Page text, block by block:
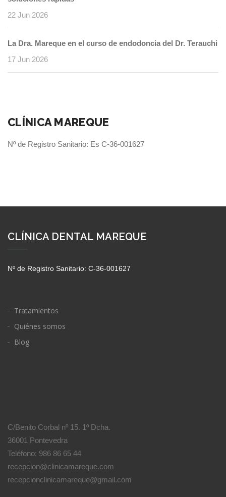
22 Jun 2026
La Dra. Mareque en el curso de endodoncia del Dr. Terauchi
17 Jun 2026
CLÍNICA MAREQUE
Nº de Registro Sanitario: Es C-36-001627
CLÍNICA DENTAL MAREQUE
Nº de Registro Sanitario: C-36-001627
Tratamientos
Quiénes somos
Blog
C/Benito Corbal nº 15. 1º Dcha.
36001 Pontevedra
Teléfono: 986 86 65 44
recepcion@clinicamareque.com
recepcionclinicamareque@gmail.com